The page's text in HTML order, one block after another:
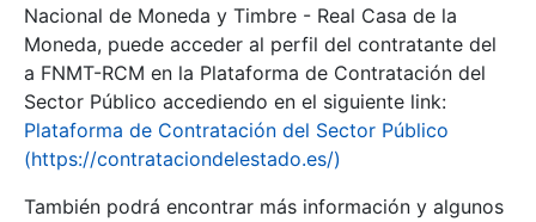
Nacional de Moneda y Timbre - Real Casa de la
Moneda, puede acceder al perfil del contratante del
a FNMT-RCM en la Plataforma de Contratación del
Sector Público accediendo en el siguiente link:
Plataforma de Contratación del Sector Público
(https://contrataciondelestado.es/)
También podrá encontrar más información y algunos